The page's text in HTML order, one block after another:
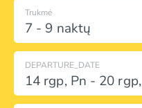
7 - 9 naktų
Trukmė
DEPARTURE_DATE
14 rgp, Pn - 20 rgp,